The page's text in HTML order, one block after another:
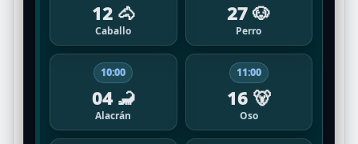
12 🐴
Caballo
27 🐶
Perro
10:00
04 🦂
Alacrán
11:00
16 🐻
Oso